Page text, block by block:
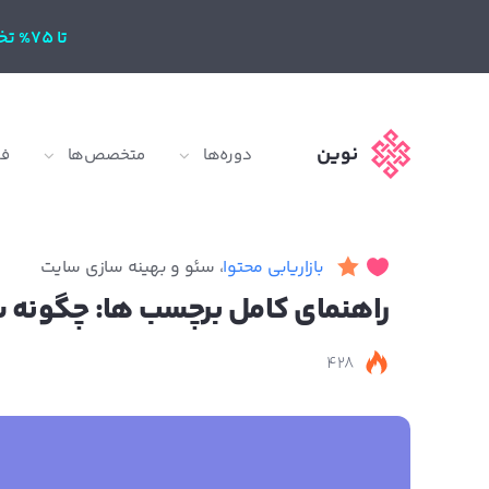
تا 75% تخفیف
نوین دوره‌ها متخصص‌ها
بازاریابی محتوا، سئو و بهینه سازی سایت
راهنمای کامل برچسب ها:
428